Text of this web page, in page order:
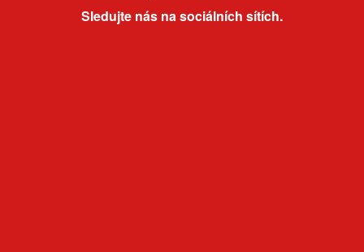
Sledujte nás na sociálních sítích.